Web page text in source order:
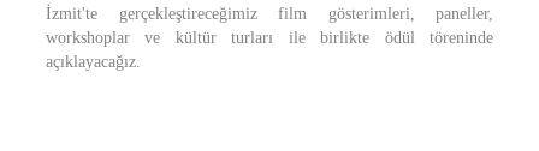
İzmit'te gerçekleştireceğimiz film gösterimleri, paneller,
workshoplar ve kültür turları ile birlikte ödül töreninde
açıklayacağız.